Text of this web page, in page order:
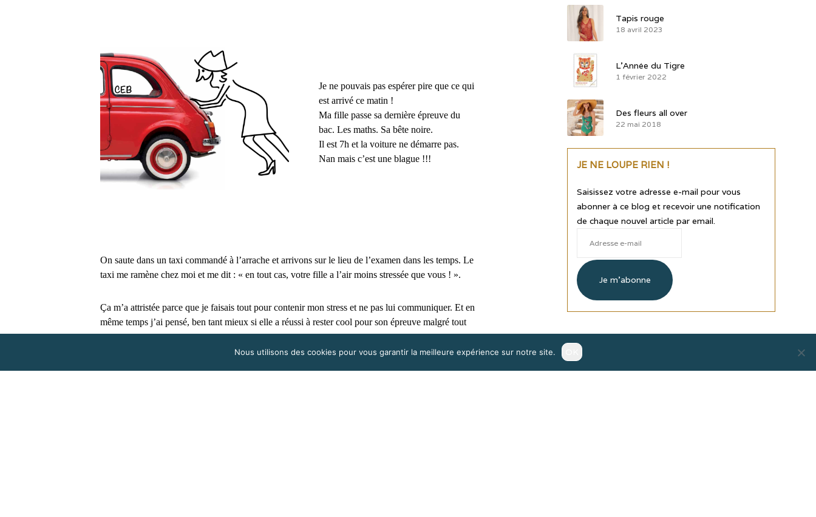
Je ne pouvais pas espérer pire que ce qui
est arrivé ce matin !
Ma fille passe sa dernière épreuve du
bac. Les maths. Sa bête noire.
Il est 7h et la voiture ne démarre pas.
Nan mais c’est une blague !!!
On saute dans un taxi commandé à l’arrache et arrivons sur le lieu de l’examen dans les temps. Le
taxi me ramène chez moi et me dit : « en tout cas, votre fille a l’air moins stressée que vous ! ».
Ça m’a attristée parce que je faisais tout pour contenir mon stress et ne pas lui communiquer. Et en
même temps j’ai pensé, ben tant mieux si elle a réussi à rester cool pour son épreuve malgré tout
ça.
Je me détends sur le chemin du retour.
Tapis rouge
18 avril 2023
L’Année du Tigre
1 février 2022
Des fleurs all over
22 mai 2018
JE NE LOUPE RIEN !
Saisissez votre adresse e-mail pour vous
abonner à ce blog et recevoir une notification
de chaque nouvel article par email.
mail
Je m'abonne
Nous utilisons des cookies pour vous garantir la meilleure expérience sur notre site.